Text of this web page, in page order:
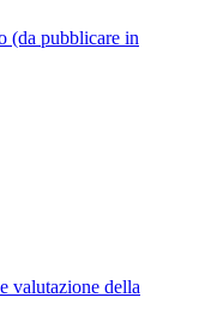
(da pubblicare in
valutazione della